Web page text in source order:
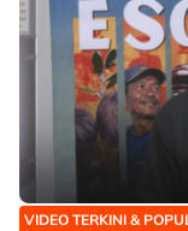
VIDEO TERKINI &